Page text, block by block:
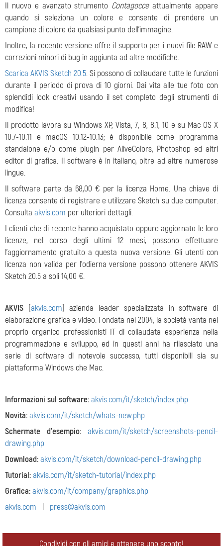
Il nuovo e avanzato strumento Сontagocceattualmente appare
quando si seleziona un colore e consente di prendere un
campione di colore da qualsiasi punto dell'immagine.
Inoltre, la recente versione offre il supporto per i nuovi file RAW e
correzioni minori di bug in aggiunta ad altre modifiche.
Scarica AKVIS Sketch 20.5. Si possono di collaudare tutte le funzioni
durante il periodo di prova di 10 giorni. Dai vita alle tue foto con
splendidi look creativi usando il set completo degli strumenti di
modifica!
Il prodotto lavora su Windows XP, Vista, 7, 8, 8.1, 10 e su Mac OS X
10.7-10.11 e macOS 10.12-10.13; è disponibile come programma
standalone e/o come plugin per AliveColors, Photoshop ed altri
editor di grafica. Il software è in italiano, oltre ad altre numerose
lingue.
Il software parte da 68,00 € per la licenza Home. Una chiave di
licenza consente di registrare e utilizzare Sketch su due computer.
Consulta akvis.com per ulteriori dettagli.
I clienti che di recente hanno acquistato oppure aggiornato le loro
licenze, nel corso degli ultimi 12 mesi, possono effettuare
l'aggiornamento gratuito a questa nuova versione. Gli utenti con
licenza non valida per l'odierna versione possono ottenere AKVIS
Sketch 20.5 a soli 14,00 €.
AKVIS (akvis.com) azienda leader specializzata in software di
elaborazione grafica e video. Fondata nel 2004, la società vanta nel
proprio organico professionisti IT di collaudata esperienza nella
programmazione e sviluppo, ed in questi anni ha rilasciato una
serie di software di notevole successo, tutti disponibili sia su
piattaforma Windows che Mac.
Informazioni sul software:akvis.com/it/sketch/index.php
Novità:akvis.com/it/sketch/whats-new.php
Schermate d'esempio:
akvis.com/it/sketch/screenshots-pencil-
drawing.php
Download:akvis.com/it/sketch/download-pencil-drawing.php
Tutorial:akvis.com/it/sketch-tutorial/index.php
Grafica:akvis.com/it/company/graphics.php
akvis.com
press@akvis.com
Condividi con gli amici e ottenere uno sconto!